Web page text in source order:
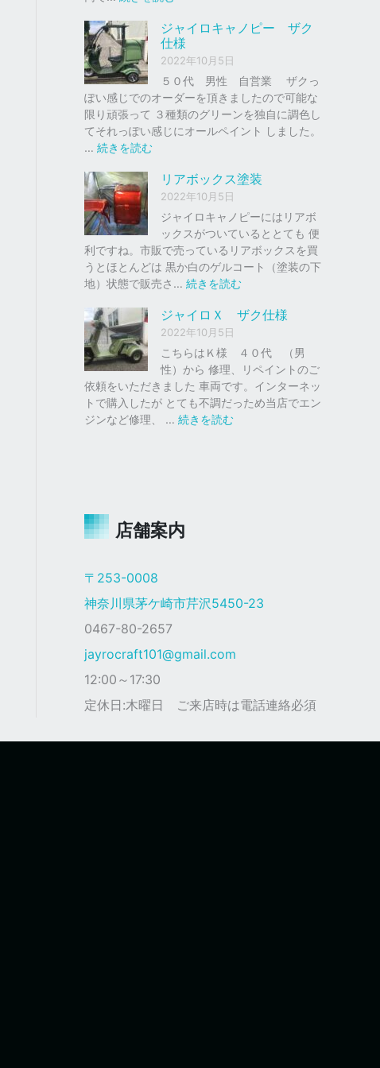
、
車
の
下
取
り
、
買
を
は
じ
め
ま
し
た
ャ
イ
ロ
Ｘ
ソ
リ
レ
ッ
ド
ジャイロキャノピー ザク
仕様
2022年10月5日
５０代 男性 自営業 ザクっ
ぽい感じでのオーダーを頂きましたので可能な
限り頑張って ３種類のグリーンを独自に調色し
てそれっぽい感じにオールペイント しました。
… 続きを読む:
イ
ロ
キ
ャ
ノ
ピ
ザ
仕
様
リアボックス塗装
2022年10月5日
ジャイロキャノピーにはリアボ
ックスがついているととても 便
利ですね。市販で売っているリアボックスを買
うとほとんどは 黒か白のゲルコート（塗装の下
地）状態で販売さ… 続きを読む:
ア
ッ
ク
ス
塗
ジャイロＸ ザク仕様
2022年10月5日
こちらはＫ様 ４０代 （男
性）から 修理、リペイントのご
依頼をいただきました 車両です。インターネッ
トで購入したが とても不調だっため当店でエン
ジンなど修理、 … 続きを読む:
店舗案内
〒253-0008
神奈川県茅ケ崎市芹沢5450-23
0467-80-2657
jayrocraft101@gmail.com
12:00～17:30
定休日:木曜日 ご来店時は電話連絡必須